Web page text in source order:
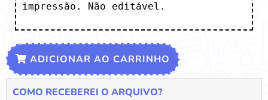
impressão. Não editável.
ADICIONAR AO CARRINHO
COMO RECEBEREI O ARQUIVO?